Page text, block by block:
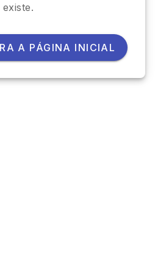
existe.
A PÁGINA INICIAL